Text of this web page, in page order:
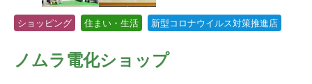
ショッピング 住まい・生活 新型コロナウイルス対策推進店
ノムラ電化ショップ